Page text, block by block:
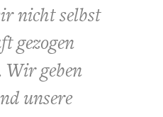
nicht selbst
gezogen
Wir geben
unsere